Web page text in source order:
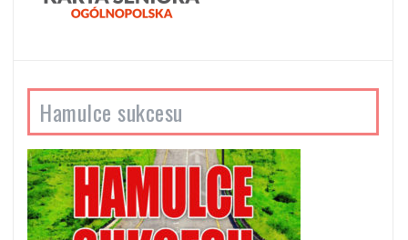
Hamulce sukcesu